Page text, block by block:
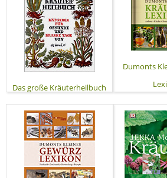
Das große Kräuterheilbuch
Dumonts